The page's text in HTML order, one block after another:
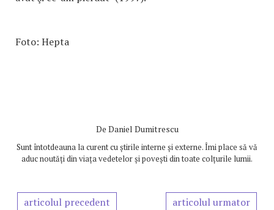
Foto: Hepta
De Daniel Dumitrescu
Sunt întotdeauna la curent cu știrile interne și externe. Îmi place să vă
aduc noutăți din viața vedetelor și povești din toate colțurile lumii.
articolul precedent articolul urmator